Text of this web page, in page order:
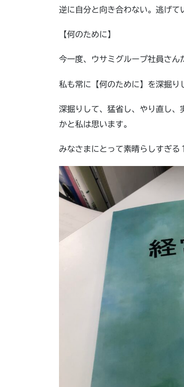
逆に自分と向き合わない。逃げて
【何のために】
今一度、ウサミグループ社員さん
私も常に【何のために】を深掘り
深掘りして、猛省し、やり直し、
かと私は思います。